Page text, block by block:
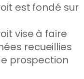
est fondé sur
vise à faire
recueillies
prospection